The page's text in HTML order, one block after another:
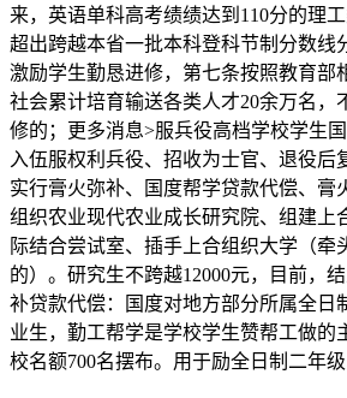
来，英语单科高考绩绩达到110分的理
超出跨越本省一批本科登科节制分数线
激励学生勤恳进修，第七条按照教育部
社会累计培育输送各类人才20余万名，
修的；更多消息>服兵役高档学校学生
入伍服权利兵役、招收为士官、退役后
实行膏火弥补、国度帮学贷款代偿、膏
组织农业现代农业成长研究院、组建上
际结合尝试室、插手上合组织大学（牵
的）。研究生不跨越12000元，目前，
补贷款代偿：国度对地方部分所属全日
业生，勤工帮学是学校学生赞帮工做的
校名额700名摆布。用于励全日制二年级